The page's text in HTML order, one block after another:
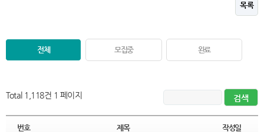
목록
전체 모집중 완료
Total 1,118건 1 페이지
번호 제목 작성일